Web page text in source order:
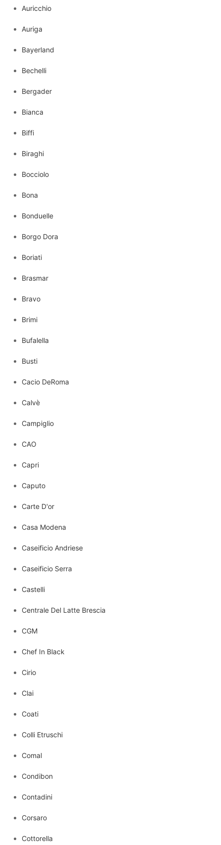
Auricchio
Auriga
Bayerland
Bechelli
Bergader
Bianca
Biffi
Biraghi
Bocciolo
Bona
Bonduelle
Borgo Dora
Boriati
Brasmar
Bravo
Brimi
Bufalella
Busti
Cacio DeRoma
Calvè
Campiglio
CAO
Capri
Caputo
Carte D'or
Casa Modena
Caseificio Andriese
Caseificio Serra
Castelli
Centrale Del Latte Brescia
CGM
Chef In Black
Cirio
Clai
Coati
Colli Etruschi
Comal
Condibon
Contadini
Corsaro
Cottorella